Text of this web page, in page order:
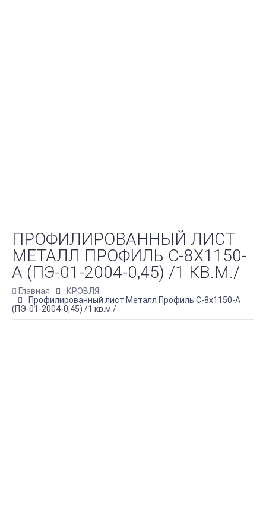
ПРОФИЛИРОВАННЫЙ ЛИСТ
МЕТАЛЛ ПРОФИЛЬ С-8Х1150-
A (ПЭ-01-2004-0,45) /1 КВ.М./
Главная
КРОВЛЯ
Профилированный лист Металл Профиль С-8х1150-A
(ПЭ-01-2004-0,45) /1 кв.м./